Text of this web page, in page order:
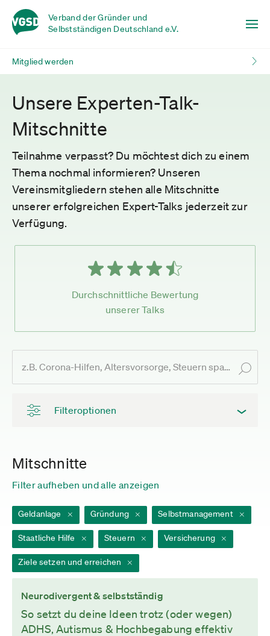
Verband der Gründer und
Selbstständigen Deutschland e.V.
Mitglied werden
Unsere Experten-Talk-
Mitschnitte
Teilnahme verpasst? Du möchtest dich zu einem
Thema nochmal informieren? Unseren
Vereinsmitgliedern stehen alle Mitschnitte
unserer erfolgreichen Expert-Talks jederzeit zur
Verfügung.
Durchschnittliche Bewertung
unserer Talks
Filteroptionen
Mitschnitte
Filter aufheben und alle anzeigen
Geldanlage Gründung Selbstmanagement
Staatliche Hilfe Steuern Versicherung
Ziele setzen und erreichen
Neurodivergent & selbstständig
So setzt du deine Ideen trotz (oder wegen)
ADHS, Autismus & Hochbegabung effektiv